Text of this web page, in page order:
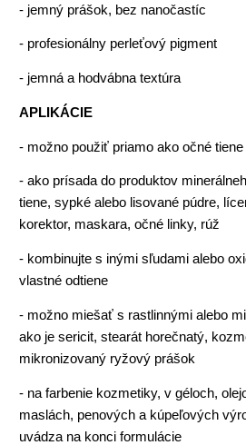
- jemný prášok, bez nanočastíc
- profesionálny perleťový pigment
- jemná a hodvábna textúra
APLIKÁCIE
- možno použiť priamo ako očné tiene
- ako prísada do produktov
tiene, sypké alebo lisované púdre,
korektor, maskara, očné linky, rúž
- kombinujte s inými sľudami alebo
vlastné odtiene
- možno miešať s rastlinnými alebo
ako je sericit, stearát horečnatý,
mikronizovaný ryžový prášok
- na farbenie kozmetiky, v géloch,
maslách, penových a kúpeľových
uvádza na konci formulácie